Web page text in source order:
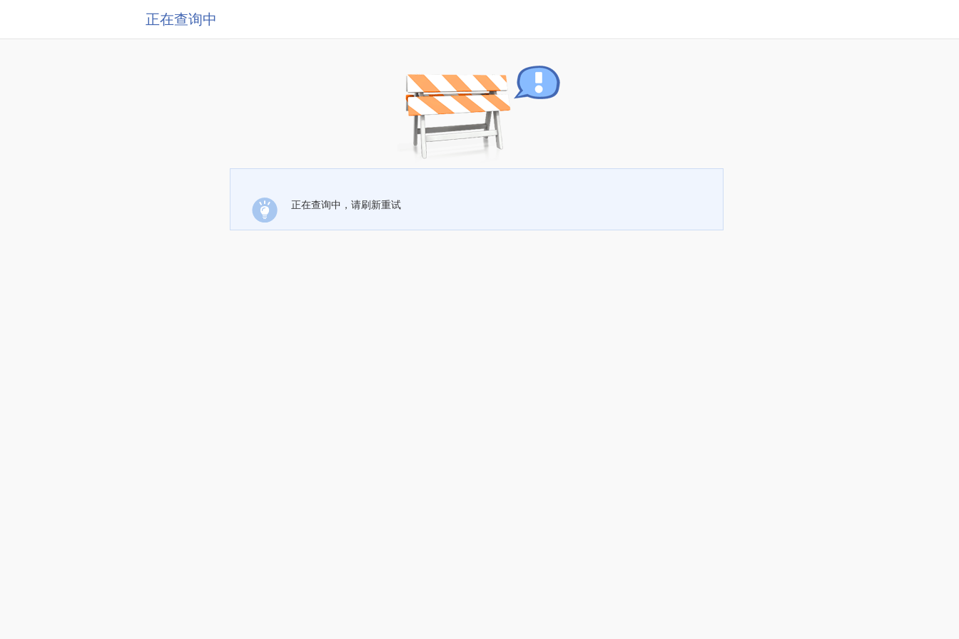
正在查询中
正在查询中，请刷新重试